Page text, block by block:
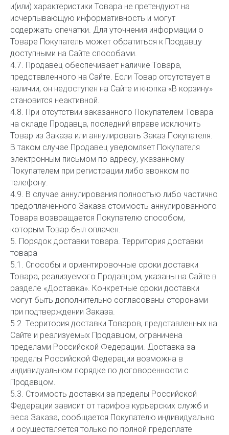
и(или) характеристики Товара не претендуют на
исчерпывающую информативность и могут
содержать опечатки. Для уточнения информации о
Товаре Покупатель может обратиться к Продавцу
доступными на Сайте способами.
4.7. Продавец обеспечивает наличие Товара,
представленного на Сайте. Если Товар отсутствует в
наличии, он недоступен на Сайте и кнопка «В корзину»
становится неактивной.
4.8. При отсутствии заказанного Покупателем Товара
на складе Продавца, последний вправе исключить
Товар из Заказа или аннулировать Заказ Покупателя.
В таком случае Продавец уведомляет Покупателя
электронным письмом по адресу, указанному
Покупателем при регистрации либо звонком по
телефону.
4.9. В случае аннулирования полностью либо частично
предоплаченного Заказа стоимость аннулированного
Товара возвращается Покупателю способом,
которым Товар был оплачен.
5. Порядок доставки товара. Территория доставки
товара
5.1. Способы и ориентировочные сроки доставки
Товара, реализуемого Продавцом, указаны на Сайте в
разделе «Доставка». Конкретные сроки доставки
могут быть дополнительно согласованы сторонами
при подтверждении Заказа.
5.2. Территория доставки Товаров, представленных на
Сайте и реализуемых Продавцом, ограничена
пределами Российской Федерации. Доставка за
пределы Российской Федерации возможна в
индивидуальном порядке по договоренности с
Продавцом.
5.3. Стоимость доставки за пределы Российской
Федерации зависит от тарифов курьерских служб и
веса Заказа, сообщается Покупателю индивидуально
и осуществляется только по полной предоплате